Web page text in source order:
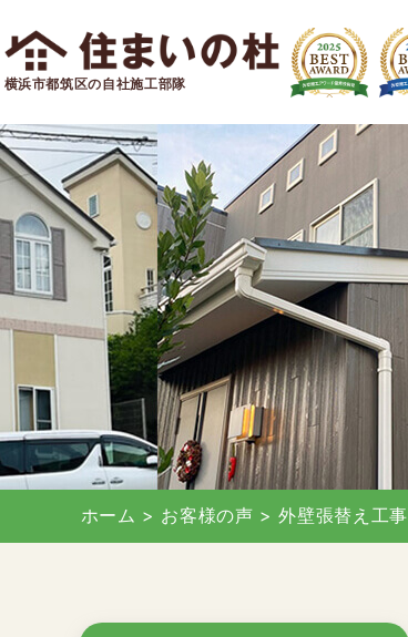
横浜市都筑区の自社施工部隊
ホーム > お客様の声 >外壁張替え工事